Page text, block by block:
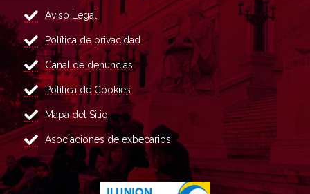
Aviso Legal
Política de privacidad
Canal de denuncias
Política de Cookies
Mapa del Sitio
Asociaciones de exbecarios